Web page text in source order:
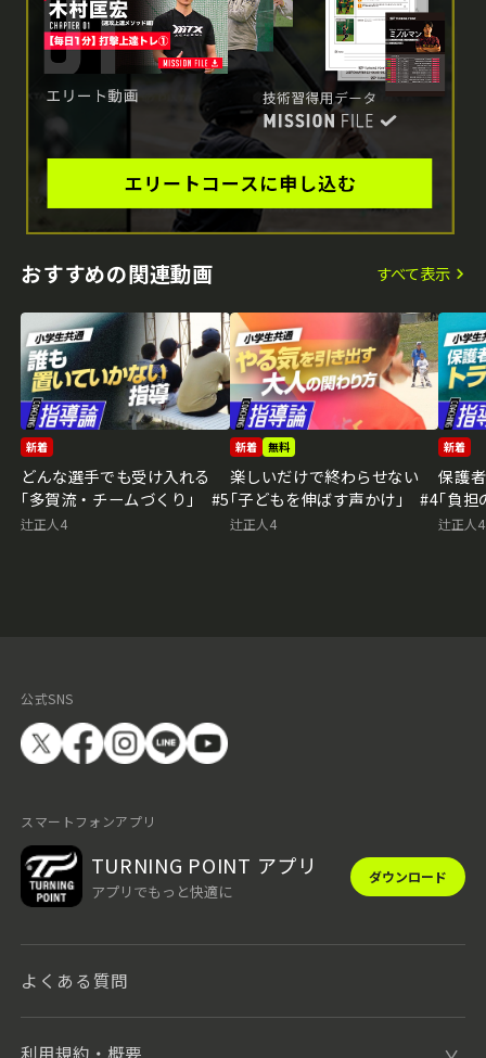
おすすめの関連動画 すべて表示
新着
どんな選手でも受け入れる
｢多賀流・チームづくり｣ #5
辻正人4
新着 無料
楽しいだけで終わらせない
｢子どもを伸ばす声かけ｣ #4
辻正人4
新着
保護
｢負
辻正人4
公式SNS
スマートフォンアプリ
TURNING POINT アプリ
アプリでもっと快適に
ダウンロード
よくある質問
利用規約・概要